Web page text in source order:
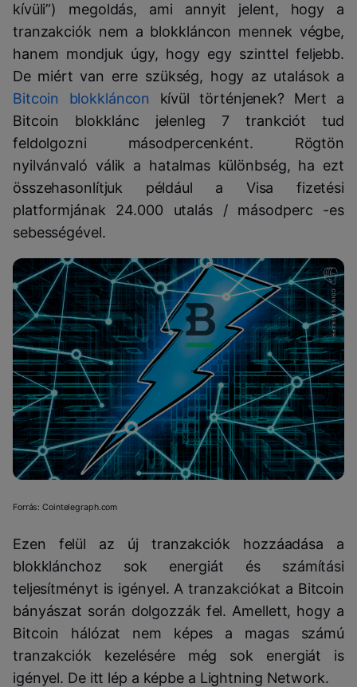
kívüli”) megoldás, ami annyit jelent, hogy a
tranzakciók nem a blokkláncon mennek végbe,
hanem mondjuk úgy, hogy egy szinttel feljebb.
De miért van erre szükség, hogy az utalások a
Bitcoin blokkláncon
kívül történjenek? Mert a
Bitcoin blokklánc jelenleg 7 trankciót tud
feldolgozni másodpercenként. Rögtön
nyilvánvaló válik a hatalmas különbség, ha ezt
összehasonlítjuk például a Visa fizetési
platformjának 24.000 utalás / másodperc -es
sebességével.
Forrás: Cointelegraph.com
Ezen felül az új tranzakciók hozzáadása a
blokklánchoz sok energiát és számítási
teljesítményt is igényel. A tranzakciókat a Bitcoin
bányászat során dolgozzák fel. Amellett, hogy a
Bitcoin hálózat nem képes a magas számú
tranzakciók kezelésére még sok energiát is
igényel. De itt lép a képbe a Lightning Network.